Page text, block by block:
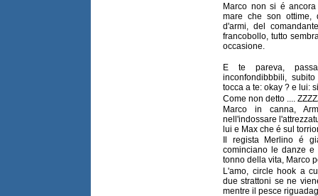
Marco non si é
mare che son ottime,
d'armi, del
francobollo, tutto
occasione.
E te pareva,
inconfondibbbili,
tocca a te: okay ? e lui:
Come non detto ....
Marco in canna,
nell'indossare
lui e Max che é sul
Il regista Merlino é
cominciano le danze
tonno della vita, Marco
L'amo, circle hook a
due strattoni se ne
mentre il pesce